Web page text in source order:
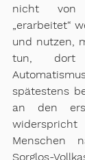
nicht
„erarbeitet“
und nutzen,
tun,
spätestens
an den
Menschen
Sorglos-